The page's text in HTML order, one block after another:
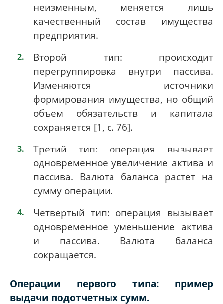
неизменным, меняется лишь
качественный состав имущества
предприятия.
Второй тип: происходит
перегруппировка внутри пассива.
Изменяются источники
формирования имущества, но общий
объем обязательств и капитала
сохраняется [1, c. 76].
Третий тип: операция вызывает
одновременное увеличение актива и
пассива. Валюта баланса растет на
сумму операции.
Четвертый тип: операция вызывает
одновременное уменьшение актива
и пассива. Валюта баланса
сокращается.
Операции первого типа: пример
выдачи подотчетных сумм.